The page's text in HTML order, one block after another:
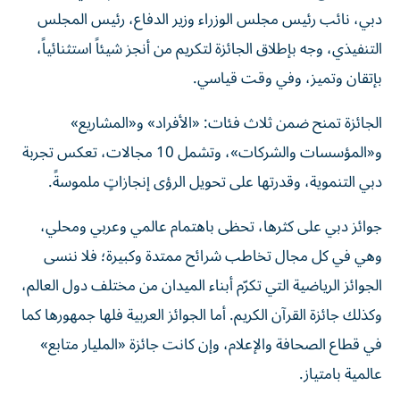
دبي، نائب رئيس مجلس الوزراء وزير الدفاع، رئيس المجلس
التنفيذي، وجه بإطلاق الجائزة لتكريم من أنجز شيئاً استثنائياً،
بإتقان وتميز، وفي وقت قياسي.
الجائزة تمنح ضمن ثلاث فئات: «الأفراد» و«المشاريع»
و«المؤسسات والشركات»، وتشمل 10 مجالات، تعكس تجربة
دبي التنموية، وقدرتها على تحويل الرؤى إنجازاتٍ ملموسةً.
جوائز دبي على كثرها، تحظى باهتمام عالمي وعربي ومحلي،
وهي في كل مجال تخاطب شرائح ممتدة وكبيرة؛ فلا ننسى
الجوائز الرياضية التي تكرّم أبناء الميدان من مختلف دول العالم،
وكذلك جائزة القرآن الكريم. أما الجوائز العربية فلها جمهورها كما
في قطاع الصحافة والإعلام، وإن كانت جائزة «المليار متابع»
عالمية بامتياز.